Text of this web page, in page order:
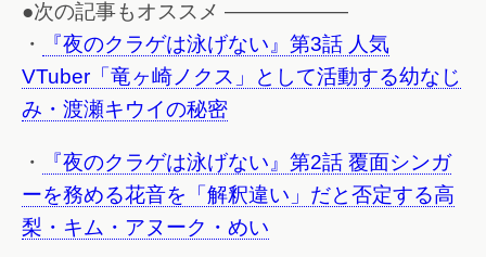
●次の記事もオススメ ——————
・
『夜のクラゲは泳げない』第3話 人気
VTuber「竜ヶ崎ノクス」として活動する幼なじ
み・渡瀬キウイの秘密
・
『夜のクラゲは泳げない』第2話 覆面シンガ
ーを務める花音を「解釈違い」だと否定する高
梨・キム・アヌーク・めい